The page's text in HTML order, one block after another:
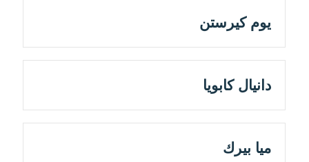
يوم كيرستن
دانيال كابويا
ميا بيرك